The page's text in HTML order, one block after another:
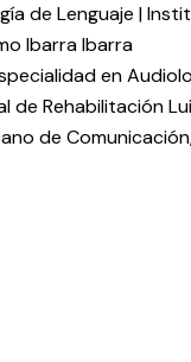
de Lenguaje |
Ibarra Ibarra
en
de Rehabilitación
de